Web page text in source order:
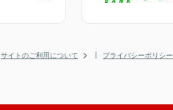
サイトのご利用について プライバシーポリシー